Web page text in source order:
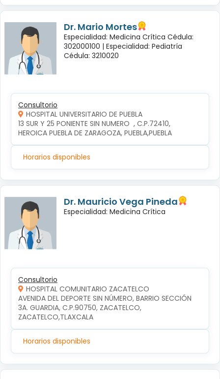
Dr. Mario Mortes
Especialidad: Medicina Crítica Cédula:
302000100 | Especialidad: Pediatría
Cédula: 3210020
Consultorio
HOSPITAL UNIVERSITARIO DE PUEBLA
13 SUR Y 25 PONIENTE SIN NUMERO  , C.P.72410,
HEROICA PUEBLA DE ZARAGOZA, PUEBLA,PUEBLA
Horarios disponibles
Dr. Mauricio Vega Pineda
Especialidad: Medicina Crítica
Consultorio
HOSPITAL COMUNITARIO ZACATELCO
AVENIDA DEL DEPORTE SIN NÚMERO, BARRIO SECCIÓN
3A. GUARDIA, C.P.90750, ZACATELCO,
ZACATELCO,TLAXCALA
Horarios disponibles